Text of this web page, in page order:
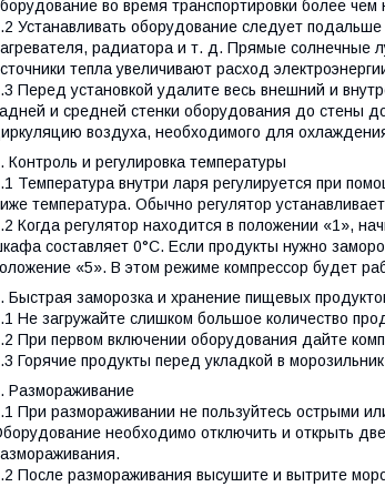
во время транспортировки более чем
Устанавливать оборудование следует
радиатора и т. д. Прямые солнечные
тепла увеличивают расход
Перед установкой удалите весь внешний и
и средней стенки оборудования до стены
воздуха, необходимого для
Контроль и регулировка температуры
Температура внутри ларя регулируется при
температура. Обычно регулятор
Когда регулятор находится в положении «1»,
составляет 0°С. Если продукты нужно
«5». В этом режиме компрессор будет
Быстрая заморозка и хранение пищевых
Не загружайте слишком большое количество
При первом включении оборудования дайте
Горячие продукты перед укладкой в
Размораживание
При размораживании не пользуйтесь острыми
необходимо отключить и открыть
После размораживания высушите и вытрите